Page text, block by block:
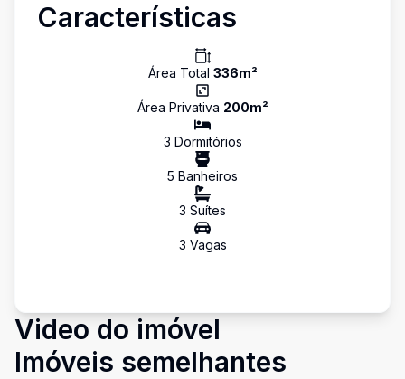
Características
Área Total 336m²
Área Privativa 200m²
3 Dormitórios
5 Banheiros
3 Suítes
3 Vagas
Video do imóvel
Imóveis semelhantes